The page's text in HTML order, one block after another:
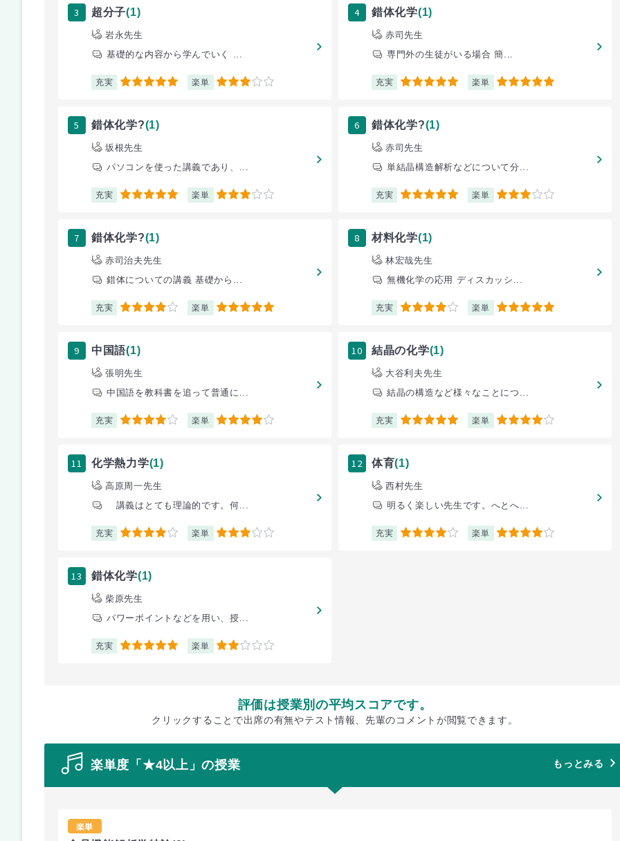
3 超分子(1)
岩永先生
基礎的な内容から学んでいく ...
充実 5 楽単 3
4 錯体化学(1)
赤司先生
専門外の生徒がいる場合 簡...
充実 5 楽単 5
5 錯体化学?(1)
坂根先生
パソコンを使った講義であり、...
充実 5 楽単 3
6 錯体化学?(1)
赤司先生
単結晶構造解析などについて分...
充実 5 楽単 3
7 錯体化学?(1)
赤司治夫先生
錯体についての講義 基礎から...
充実 4 楽単 5
8 材料化学(1)
林宏哉先生
無機化学の応用 ディスカッシ...
充実 4 楽単 5
9 中国語(1)
張明先生
中国語を教科書を追って普通に...
充実 4 楽単 4
10 結晶の化学(1)
大谷利夫先生
結晶の構造など様々なことにつ...
充実 5 楽単 4
11 化学熱力学(1)
高原周一先生
講義はとても理論的です。何...
充実 4 楽単 3
12 体育(1)
西村先生
明るく楽しい先生です。へとへ...
充実 4 楽単 4
13 錯体化学(1)
柴原先生
パワーポイントなどを用い、授...
充実 5 楽単 2
評価は授業別の平均スコアです。
クリックすることで出席の有無やテスト情報、先輩のコメントが閲覧できます。
楽単度「★4以上」の授業 もっとみる
楽単